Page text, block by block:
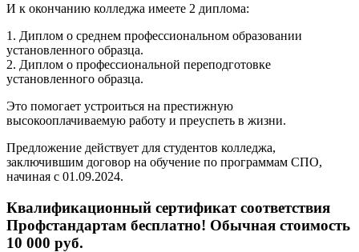
И к окончанию колледжа имеете 2 диплома:
1. Диплом о среднем профессиональном образовании
установленного образца.
2. Диплом о профессиональной переподготовке
установленного образца.
Это помогает устроиться на престижную
высокооплачиваемую работу и преуспеть в жизни.
Предложение действует для студентов колледжа,
заключившим договор на обучение по программам СПО,
начиная с 01.09.2024.
Квалификационный сертификат соответствия
Профстандартам бесплатно! Обычная стоимость
10 000 руб.